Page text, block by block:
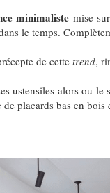
minimaliste mise
le temps.
de cettetrend,
ustensiles alors ou
placards bas en